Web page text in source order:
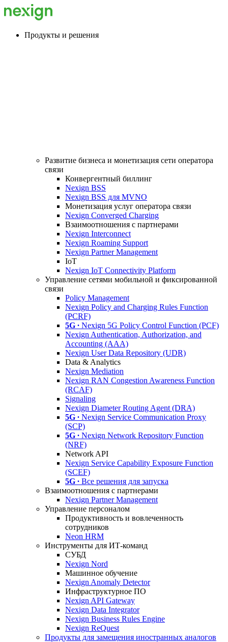
Продукты и решения
Развитие бизнеса и монетизация сети оператора
связи
Конвергентный биллинг
Nexign BSS
Nexign BSS для MVNO
Монетизация услуг оператора связи
Nexign Converged Charging
Взаимоотношения с партнерами
Nexign Interconnect
Nexign Roaming Support
Nexign Partner Management
IoT
Nexign IoT Connectivity Platform
Управление сетями мобильной и фиксированной
связи
Policy Management
Nexign Policy and Charging Rules Function
(PCRF)
5G ∙ Nexign 5G Policy Control Function (PCF)
Nexign Authentication, Authorization, and
Accounting (AAA)
Nexign User Data Repository (UDR)
Data & Analytics
Nexign Mediation
Nexign RAN Congestion Awareness Function
(RCAF)
Signaling
Nexign Diameter Routing Agent (DRA)
5G ∙ Nexign Service Communication Proxy
(SCP)
5G ∙ Nexign Network Repository Function
(NRF)
Network API
Nexign Service Capability Exposure Function
(SCEF)
5G ∙ Все решения для запуска
Взаимоотношения с партнерами
Nexign Partner Management
Управление персоналом
Продуктивность и вовлеченность
сотрудников
Neon HRM
Инструменты для ИТ-команд
СУБД
Nexign Nord
Машинное обучение
Nexign Anomaly Detector
Инфраструктурное ПО
Nexign API Gateway
Nexign Data Integrator
Nexign Business Rules Engine
Nexign ReQuest
Продукты для замещения иностранных аналогов